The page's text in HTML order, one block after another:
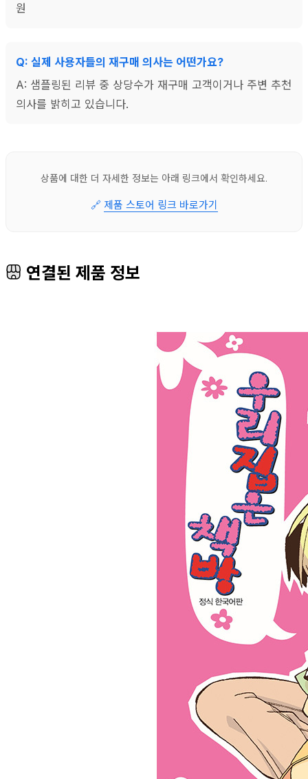
원
Q: 실제 사용자들의 재구매 의사는 어떤가요?
A: 샘플링된 리뷰 중 상당수가 재구매 고객이거나 주변 추천
의사를 밝히고 있습니다.
상품에 대한 더 자세한 정보는 아래 링크에서 확인하세요.
🔗 제품 스토어 링크 바로가기
연결된 제품 정보